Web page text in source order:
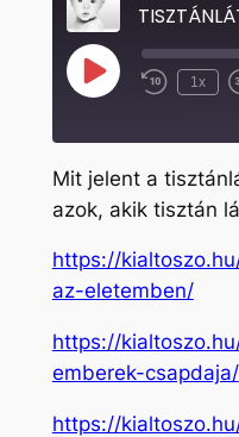
Play
Episode Rewind
1x
SHARE
EMBED
Mit jelent a
azok, akik tisztán
https://
az-eletemben/
https://
emberek-csapdaja/
https://